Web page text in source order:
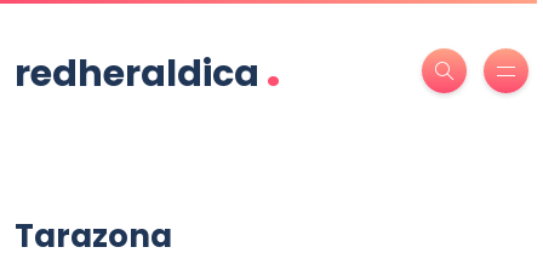
redheraldica .
Tarazona